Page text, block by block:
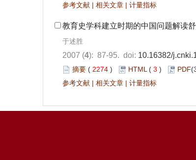
参考文献 | 相关文章 | 计量指标
教育史学科建立时期的中国问题解读
于述胜
2007 (4): 87-95. doi: 10.16382/
摘要 ( 2274 ) HTML ( 3 ) PDF
参考文献 | 相关文章 | 计量指标